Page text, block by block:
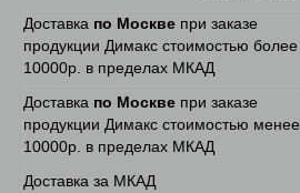
Доставка по Москве при заказе
продукции Димакс стоимостью более
10000р. в пределах МКАД
Доставка по Москве при заказе
продукции Димакс стоимостью менее
10000р. в пределах МКАД
Доставка за МКАД